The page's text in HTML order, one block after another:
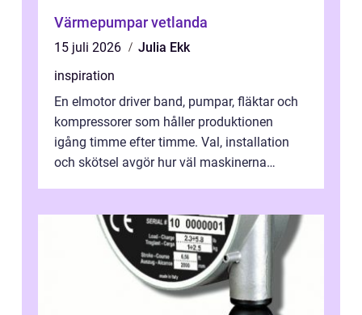
Värmepumpar vetlanda
15 juli 2026
Julia Ekk
inspiration
En elmotor driver band, pumpar, fläktar och
kompressorer som håller produktionen
igång timme efter timme. Val, installation
och skötsel avgör hur väl maskinerna